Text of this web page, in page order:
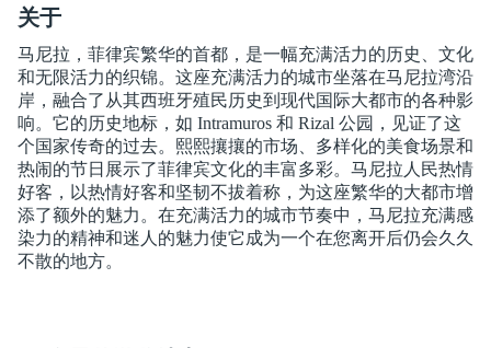
关于
马尼拉，菲律宾繁华的首都，是一幅充满活力的历史、文化
和无限活力的织锦。这座充满活力的城市坐落在马尼拉湾沿
岸，融合了从其西班牙殖民历史到现代国际大都市的各种影
响。它的历史地标，如 Intramuros 和 Rizal 公园，见证了这
个国家传奇的过去。熙熙攘攘的市场、多样化的美食场景和
热闹的节日展示了菲律宾文化的丰富多彩。马尼拉人民热情
好客，以热情好客和坚韧不拔着称，为这座繁华的大都市增
添了额外的魅力。在充满活力的城市节奏中，马尼拉充满感
染力的精神和迷人的魅力使它成为一个在您离开后仍会久久
不散的地方。